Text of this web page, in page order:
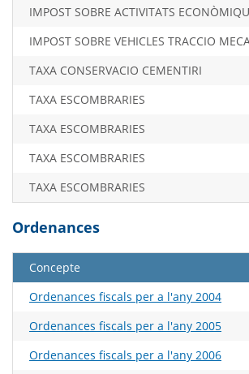
IMPOST SOBRE ACTIVITATS
IMPOST SOBRE VEHICLES TRACCIO
TAXA CONSERVACIO CEMENTIRI
TAXA ESCOMBRARIES
TAXA ESCOMBRARIES
TAXA ESCOMBRARIES
TAXA ESCOMBRARIES
Ordenances
Concepte
Ordenances fiscals per a l'any 2004
Ordenances fiscals per a l'any 2005
Ordenances fiscals per a l'any 2006